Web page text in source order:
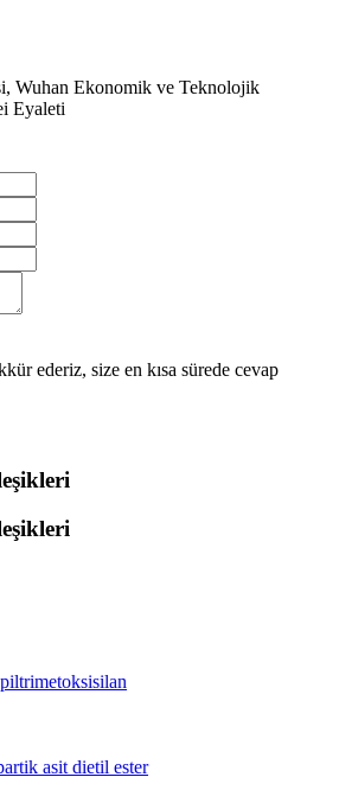
Wuhan Ekonomik ve Teknolojik
Eyaleti
ederiz, size en kısa sürede cevap
asit dietil ester